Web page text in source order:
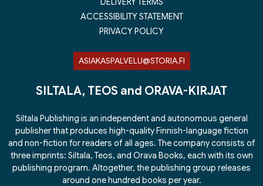
ACCESSIBILITY STATEMENT
PRIVACY POLICY
ASIAKASPALVELU@STORIA.FI
SILTALA, TEOS and ORAVA-KIRJAT
Siltala Publishing is an independent and autonomous general
publisher that produces high-quality Finnish-language fiction
and non-fiction for readers of all ages. The company consists of
three imprints: Siltala, Teos, and Orava Books, each with its own
publishing program. Altogether, the publishing group releases
around one hundred books per year.